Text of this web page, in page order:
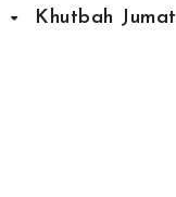
Khutbah Jumat